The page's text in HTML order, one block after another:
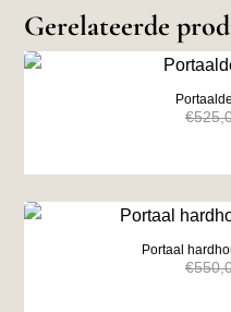
Gerelateerde
€
Portaal
€